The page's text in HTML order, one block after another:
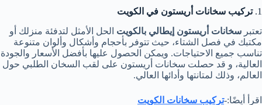
1. تركيب سخانات أريستون في الكويت
تعتبر سخانات أريستون إيطالي بالكويت الحل الأمثل لتدفئة منزلك أو
مكتبك في فصل الشتاء، حيث تتوفر بأحجام وأشكال وألوان متنوعة
تناسب جميع الاحتياجات. ويمكن الحصول عليها بأفضل الأسعار والجودة
العالية، و قد حصلت سخانات أريستون على لقب السخان الطلبي حول
العالم، وذلك لمتانتها وأدائها العالي.
اقرأ أيضًا:-تركيب سخانات الكويت